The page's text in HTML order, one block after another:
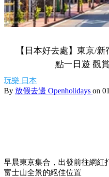
【日本好去處】東京/
點一日遊 觀
玩樂 日本
By 放假去邊 Openholidays on
早晨東京集合，出發前往網紅
富士山全景的絕佳位置